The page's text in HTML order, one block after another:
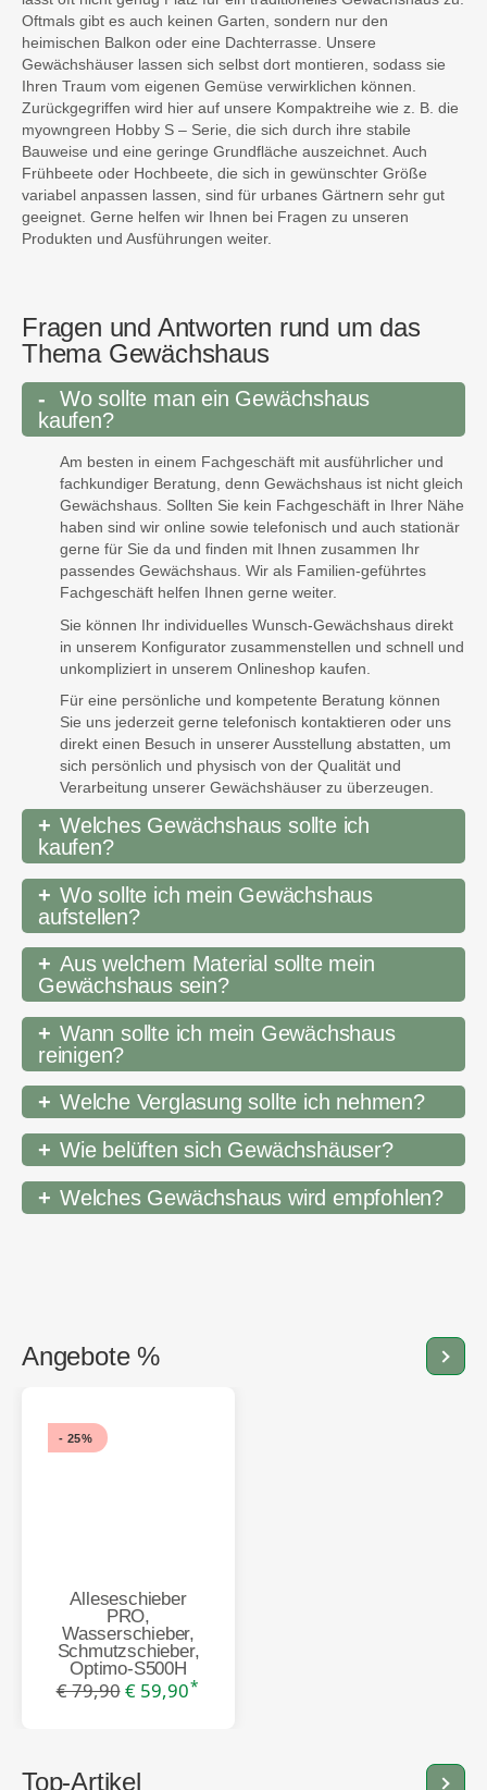
Oftmals gibt es auch keinen Garten, sondern nur den
heimischen Balkon oder eine Dachterrasse. Unsere
Gewächshäuser lassen sich selbst dort montieren, sodass sie
Ihren Traum vom eigenen Gemüse verwirklichen können.
Zurückgegriffen wird hier auf unsere Kompaktreihe wie z. B. die
myowngreen Hobby S – Serie, die sich durch ihre stabile
Bauweise und eine geringe Grundfläche auszeichnet. Auch
Frühbeete oder Hochbeete, die sich in gewünschter Größe
variabel anpassen lassen, sind für urbanes Gärtnern sehr gut
geeignet. Gerne helfen wir Ihnen bei Fragen zu unseren
Produkten und Ausführungen weiter.
Fragen und Antworten rund um das
Thema Gewächshaus
Wo sollte man ein Gewächshaus
kaufen?
Am besten in einem Fachgeschäft mit ausführlicher und
fachkundiger Beratung, denn Gewächshaus ist nicht gleich
Gewächshaus. Sollten Sie kein Fachgeschäft in Ihrer Nähe
haben sind wir online sowie telefonisch und auch stationär
gerne für Sie da und finden mit Ihnen zusammen Ihr
passendes Gewächshaus. Wir als Familien-geführtes
Fachgeschäft helfen Ihnen gerne weiter.
Sie können Ihr individuelles Wunsch-Gewächshaus direkt
in unserem Konfigurator zusammenstellen und schnell und
unkompliziert in unserem Onlineshop kaufen.
Für eine persönliche und kompetente Beratung können
Sie uns jederzeit gerne telefonisch kontaktieren oder uns
direkt einen Besuch in unserer Ausstellung abstatten, um
sich persönlich und physisch von der Qualität und
Verarbeitung unserer Gewächshäuser zu überzeugen.
Welches Gewächshaus sollte ich
kaufen?
Wo sollte ich mein Gewächshaus
aufstellen?
Aus welchem Material sollte mein
Gewächshaus sein?
Wann sollte ich mein Gewächshaus
reinigen?
Welche Verglasung sollte ich nehmen?
Wie belüften sich Gewächshäuser?
Welches Gewächshaus wird empfohlen?
Angebote % Alle
- 25%
Alleseschieber
PRO,
Wasserschieber,
Schmutzschieber,
Optimo-S500H
€ 79,90€ 59,90*
Top-Artikel Alle